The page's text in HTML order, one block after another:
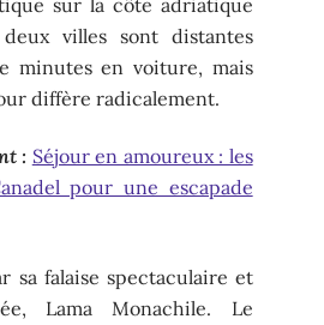
villes sont distantes
minutes en voiture, mais
diffère radicalement.
: Séjour en amoureux : les
pour une escapade
sa falaise spectaculaire et
Lama Monachile. Le